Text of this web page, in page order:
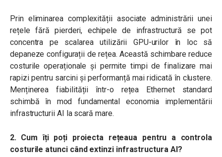
Prin eliminarea complexității asociate administrării unei
rețele fără pierderi, echipele de infrastructură se pot
concentra pe scalarea utilizării GPU-urilor în loc să
depaneze configurații de rețea. Această schimbare reduce
costurile operaționale și permite timpi de finalizare mai
rapizi pentru sarcini și performanță mai ridicată în clustere.
Menținerea fiabilității într-o rețea Ethernet standard
schimbă în mod fundamental economia implementării
infrastructurii AI la scară mare.
2. Cum îți poți proiecta rețeaua pentru a controla
costurile atunci când extinzi infrastructura AI?